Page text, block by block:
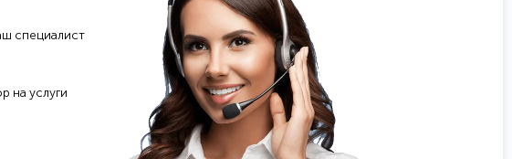
специалист
на услуги